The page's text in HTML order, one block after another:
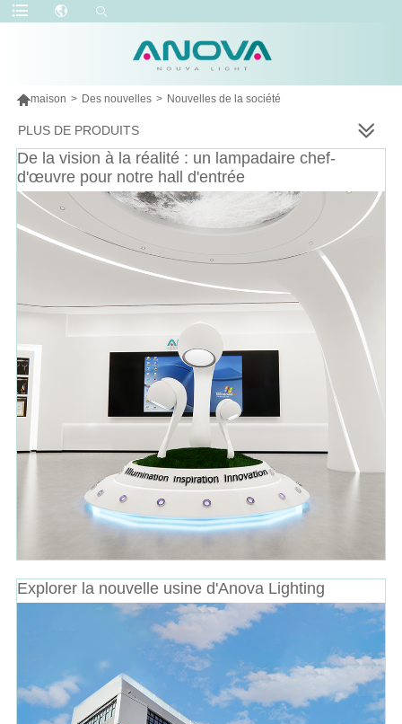
maison > Des nouvelles > Nouvelles de la société
PLUS DE PRODUITS
De la vision à la réalité : un lampadaire chef-
d'œuvre pour notre hall d'entrée
Explorer la nouvelle usine d'Anova Lighting